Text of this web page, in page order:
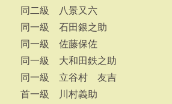
同二級 八景又六
同一級 石田銀之助
同一級 佐藤保佐
同一級 大和田鉄之助
同一級 立谷村 友吉
首一級 川村義助